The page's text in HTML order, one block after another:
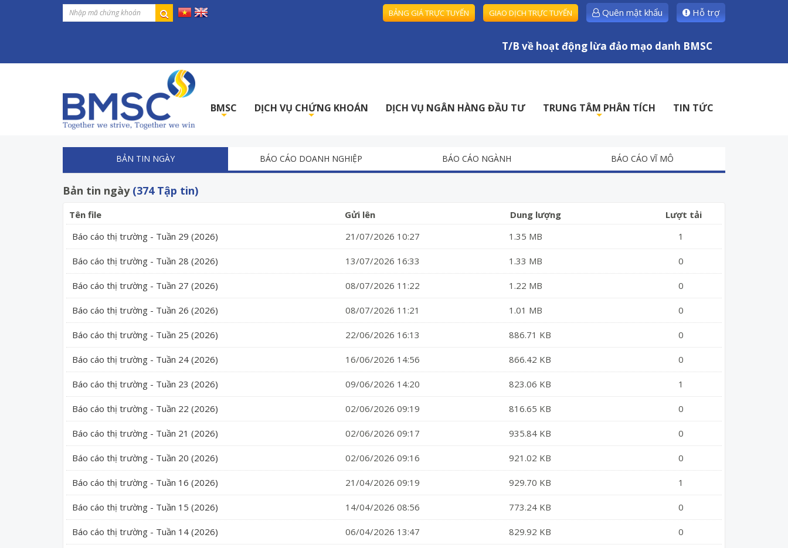
BẢNG GIÁ TRỰC TUYẾN GIAO DỊCH TRỰC TUYẾN Quên mật khẩu Hỗ trợ
T/B về hoạt động lừa đảo mạo danh BMSC
BMSC DỊCH VỤ CHỨNG KHOÁN DỊCH VỤ NGÂN HÀNG ĐẦU TƯ TRUNG TÂM PHÂN TÍCH TIN TỨC
BẢN TIN NGÀY BÁO CÁO DOANH NGHIỆP BÁO CÁO NGÀNH BÁO CÁO VĨ MÔ
Bản tin ngày (374 Tập tin)
Tên file Gửi lên Dung lượng
Lượt tải
Báo cáo thị trường - Tuần 29 (2026)
21/07/2026 10:27 1.35 MB 1
Báo cáo thị trường - Tuần 28 (2026) 13/07/2026 16:33 1.33 MB 0
Báo cáo thị trường - Tuần 27 (2026) 08/07/2026 11:22 1.22 MB 0
Báo cáo thị trường - Tuần 26 (2026) 08/07/2026 11:21 1.01 MB 0
Báo cáo thị trường - Tuần 25 (2026) 22/06/2026 16:13 886.71 KB 0
Báo cáo thị trường - Tuần 24 (2026) 16/06/2026 14:56 866.42 KB 0
Báo cáo thị trường - Tuần 23 (2026) 09/06/2026 14:20 823.06 KB 1
Báo cáo thị trường - Tuần 22 (2026) 02/06/2026 09:19 816.65 KB 0
Báo cáo thị trường - Tuần 21 (2026) 02/06/2026 09:17 935.84 KB 0
Báo cáo thị trường - Tuần 20 (2026) 02/06/2026 09:16 921.02 KB 0
Báo cáo thị trường - Tuần 16 (2026) 21/04/2026 09:19 929.70 KB 1
Báo cáo thị trường - Tuần 15 (2026) 14/04/2026 08:56 773.24 KB 0
Báo cáo thị trường - Tuần 14 (2026) 06/04/2026 13:47 829.92 KB 0